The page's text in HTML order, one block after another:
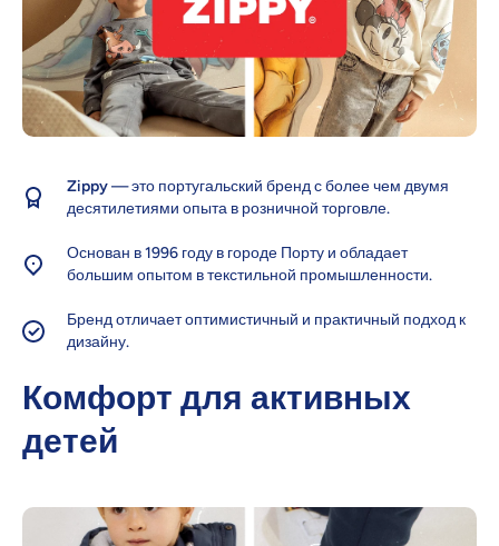
Zippy— это португальский бренд с более чем двумя
десятилетиями опыта в розничной торговле.
Основан в 1996 году в городе Порту и обладает
большим опытом в текстильной промышленности.
Бренд отличает оптимистичный и практичный подход к
дизайну.
Комфорт для активных
детей